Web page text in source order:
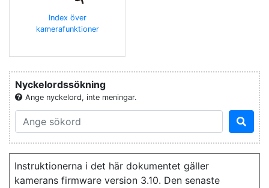
Index över
kamerafunktioner
Nyckelordssökning
Ange nyckelord, inte meningar.
Instruktionerna i det här dokumentet gäller
kamerans firmware version 3.10. Den senaste